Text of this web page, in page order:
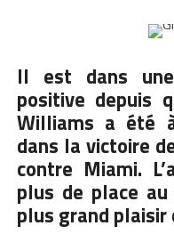
Il est dans
positive depuis
Williams a été
dans la victoire
contre Miami.
plus de place
plus grand plaisir